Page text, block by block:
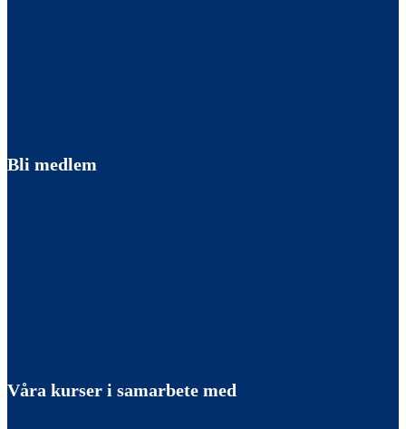
Bli medlem
Våra kurser i samarbete med